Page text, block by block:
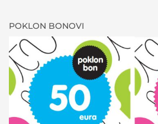
POKLON BONOVI